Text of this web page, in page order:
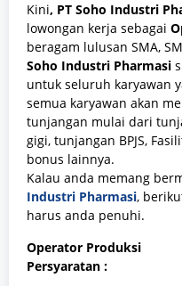
Kini, PT Soho Industri
lowongan kerja sebagai
beragam lulusan SMA,
Soho Industri Pharmasi
untuk seluruh karyawan
semua karyawan akan
tunjangan mulai dari
gigi, tunjangan BPJS,
bonus lainnya.
Kalau anda memang
Industri Pharmasi,
harus anda penuhi.
Operator Produksi
Persyaratan :